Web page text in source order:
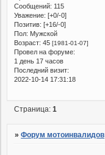
Сообщений: 115
Уважение: [+0/-0]
Позитив: [+16/-0]
Пол: Мужской
Возраст: 45 [1981-01-07]
Провел на форуме:
1 день 17 часов
Последний визит:
2022-10-14 17:31:18
Страница:1
»Форум мотоинвалидов